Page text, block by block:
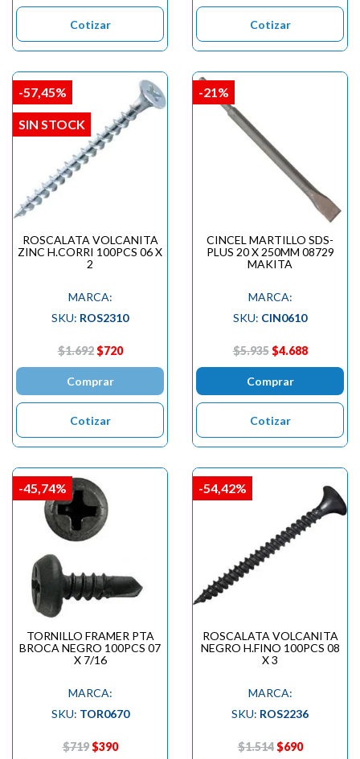
Cotizar Cotizar
ROSCALATA VOLCANITA
ZINC H.CORRI 100PCS 06 X
2
MARCA:
SKU: ROS2310
$1.692 $720
Comprar
Cotizar
-57,45%
SIN STOCK
CINCEL MARTILLO SDS-
PLUS 20 X 250MM 08729
MAKITA
MARCA:
SKU: CIN0610
$5.935 $4.688
Comprar
Cotizar
-21%
TORNILLO FRAMER PTA
BROCA NEGRO 100PCS 07
X 7/16
MARCA:
SKU: TOR0670
$719 $390
-45,74%
ROSCALATA VOLCANITA
NEGRO H.FINO 100PCS 08
X 3
MARCA:
SKU: ROS2236
$1.514 $690
-54,42%